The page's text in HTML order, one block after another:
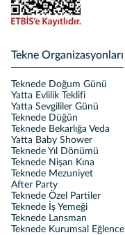
Tekne Organizasyonları
Teknede Doğum Günü
Yatta Evlilik Teklifi
Yatta Sevgililer Günü
Teknede Düğün
Teknede Bekarlığa Veda
Yatta Baby Shower
Teknede Yıl Dönümü
Teknede Nişan Kına
Teknede Mezuniyet
After Party
Teknede Özel Partiler
Teknede İş Yemeği
Teknede Lansman
Teknede Kurumsal Eğlence